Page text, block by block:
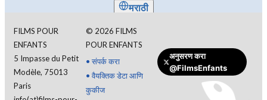
मराठी
FILMS POUR
ENFANTS
5 Impasse du Petit
Modèle, 75013
Paris
© 2026 FILMS
POUR ENFANTS
•संपर्क करा
•वैयक्तिक डेटा आणि
कुकीज
अनुसरण करा
@FilmsEnfants